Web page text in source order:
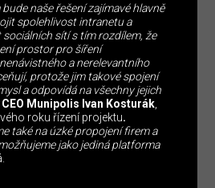
naše řešení zajímavé hlavně
spolehlivost intranetu a
sítí s tím rozdílem, že
prostor pro šíření
a nerelevantního
protože jim takové spojení
a odpovídá na všechny jejich
CEO Munipolis Ivan Kosturák
roku řízení projektu.
také na úzké propojení firem a
jako jediná platforma